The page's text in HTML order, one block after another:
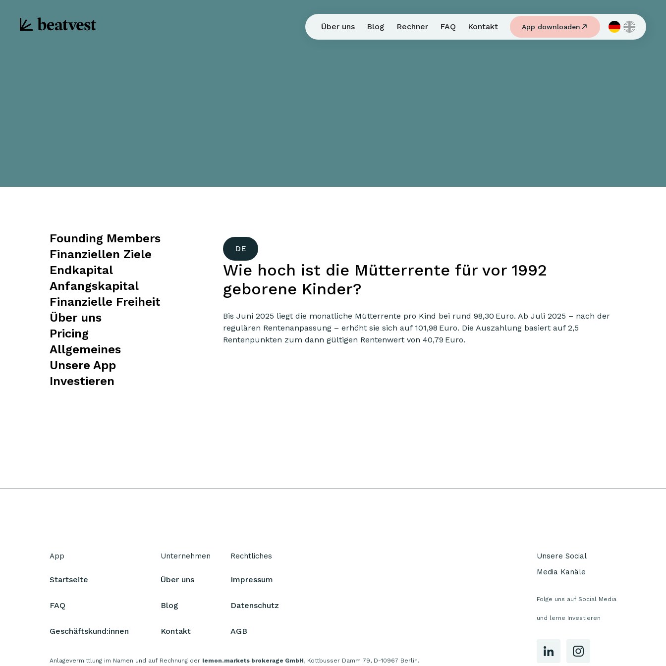
Über uns Blog Rechner FAQ Kontakt App downloaden
Founding Members
Finanziellen Ziele
Endkapital
Anfangskapital
Finanzielle Freiheit
Über uns
Pricing
Allgemeines
Unsere App
Investieren
DE
Wie hoch ist die Mütterrente für vor 1992
geborene Kinder?
Bis Juni 2025 liegt die monatliche Mütterrente pro Kind bei rund 98,30 Euro. Ab Juli 2025 – nach der
regulären Rentenanpassung – erhöht sie sich auf 101,98 Euro. Die Auszahlung basiert auf 2,5
Rentenpunkten zum dann gültigen Rentenwert von 40,79 Euro.
App
Startseite
FAQ
Geschäftskund:innen
Unternehmen
Über uns
Blog
Kontakt
Rechtliches
Impressum
Datenschutz
AGB
Anlagevermittlung im Namen und auf Rechnung der lemon.markets brokerage GmbH, Kottbusser Damm 79, D-10967 Berlin.
Unsere Social
Media Kanäle
Folge uns auf Social Media
und lerne Investieren